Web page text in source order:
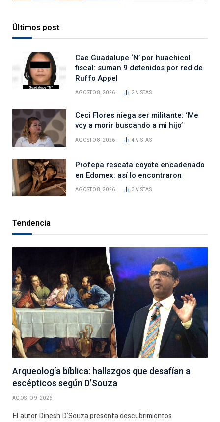
Últimos post
Cae Guadalupe ‘N’ por huachicol
fiscal: suman 9 detenidos por red de
Ruffo Appel
AGOSTO 8, 2026 2VISTAS
Ceci Flores niega ser militante: ‘Me
voy a morir buscando a mi hijo’
AGOSTO 8, 2026 4VISTAS
Profepa rescata coyote encadenado
en Edomex: así lo encontraron
AGOSTO 8, 2026 3VISTAS
Tendencia
Arqueología bíblica: hallazgos que desafían a
escépticos según D’Souza
AGOSTO 9, 2026
El autor Dinesh D’Souza presenta descubrimientos